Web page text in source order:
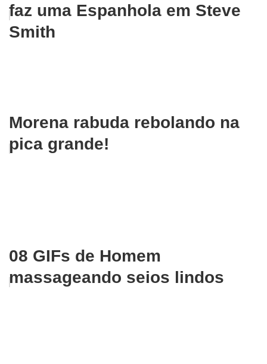
faz uma Espanhola em Steve
Smith
Morena rabuda rebolando na
pica grande!
08 GIFs de Homem
massageando seios lindos